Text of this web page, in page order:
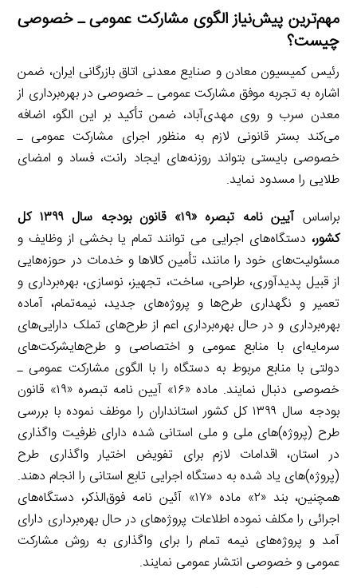
مهم‌ترین پیش‌نیاز الگوی مشارکت عمومی ـ خصوصی
چیست؟
رئیس کمیسیون معادن و صنایع معدنی اتاق بازرگانی ایران، ضمن
اشاره به تجربه موفق مشارکت عمومی ـ خصوصی در بهره‌برداری از
معدن سرب و روی مهدی‌آباد، ضمن تأکید بر این الگو، اضافه‌
می‌کند بستر قانونی لازم به منظور اجرای مشارکت عمومی ـ
خصوصی بایستی بتواند روزنه‌های ایجاد رانت، فساد و امضای
طلایی را مسدود نماید.
براساس
آیین نامه تبصره «۱۹» قانون بودجه سال ۱۳۹۹ کل
کشور، دستگاه‌های اجرایی می توانند تمام یا بخشی از وظایف و
مسئولیت‌های خود را مانند، تأمین کالاها و خدمات در حوزه‌هایی
از قبیل پدیدآوری، طراحی، ساخت، تجهیز، نوسازی، بهره‌برداری و
تعمیر و نگهداری طرح‌ها و پروژه‌های جدید، نیمه‌تمام، آماده
بهره‌برداری و در حال بهره‌برداری اعم از طرح‌های تملک دارایی‌های
سرمایه‌ای با منابع عمومی و اختصاصی و طرح‌هایشرکت‌های
دولتی با منابع مربوط به دستگاه را با الگوی مشارکت عمومی ـ
خصوصی دنبال نمایند. ماده «۱۶» آیین نامه تبصره «۱۹» قانون
بودجه سال ۱۳۹۹ کل کشور استانداران را موظف‌ نموده با بررسی
طرح‌ (پروژه)‌های ملی و ملی استانی شده دارای ظرفیت واگذاری
در استان، اقدامات لازم برای تفویض اختیار واگذاری طرح
(پروژه)های یاد شده به دستگاه‌ اجرایی تابع استانی را انجام دهند.
همچنین، بند «۲» ماده «۱۷» آئین نامه فوق‌الذکر، دستگاه‌های
اجرائی را مکلف نموده اطلاعات پروژه‌های در حال بهره‌برداری دارای
آمد و پروژه‌های نیمه تمام را برای واگذاری به روش مشارکت
عمومی و خصوصی انتشار عمومی نمایند.